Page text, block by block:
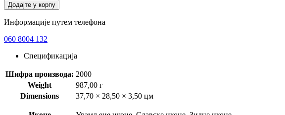
Додајте у корпу
Информације путем телефона
060 8004 132
Спецификација
Шифра производа: 2000
Weight
987,00 г
Dimensions
37,70 × 28,50 × 3,50 цм